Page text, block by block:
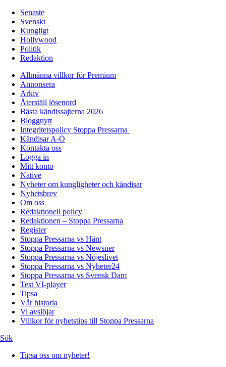
Senaste
Svenskt
Kungligt
Hollywood
Politik
Redaktion
Allmänna villkor för Premium
Annonsera
Arkiv
Återställ lösenord
Bästa kändissajterna 2026
Bloggnytt
Integritetspolicy Stoppa Pressarna
Kändisar A-Ö
Kontakta oss
Logga in
Mitt konto
Native
Nyheter om kungligheter och kändisar
Nyhetsbrev
Om oss
Redaktionell policy
Redaktionen – Stoppa Pressarna
Register
Stoppa Pressarna vs Hänt
Stoppa Pressarna vs Newsner
Stoppa Pressarna vs Nöjeslivet
Stoppa Pressarna vs Nyheter24
Stoppa Pressarna vs Svensk Dam
Test VI-player
Tipsa
Vår historia
Vi avslöjar
Villkor för nyhetstips till Stoppa Pressarna
Sök
Tipsa oss om nyheter!